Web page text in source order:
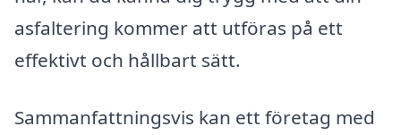
asfaltering kommer att utföras på ett
effektivt och hållbart sätt.
Sammanfattningsvis kan ett företag med